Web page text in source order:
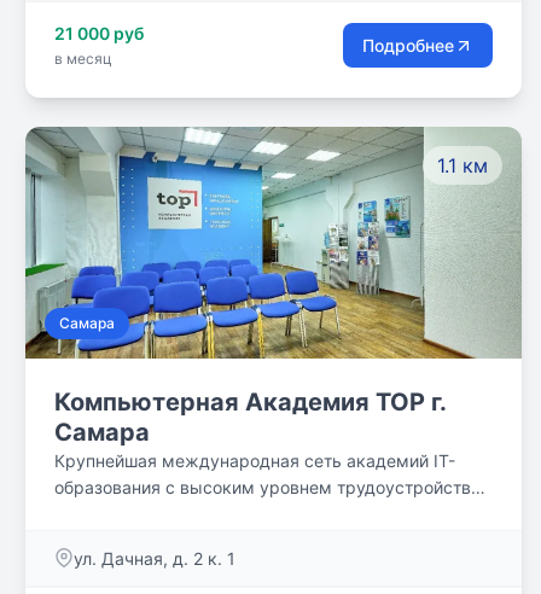
формировать благоприятную атмосферу в классе.
Учитель всегда может помочь решить любой
21 000 руб
в месяц
Подробнее
1.1 км
Самара
Компьютерная Академия TOP г.
Самара
Крупнейшая международная сеть академий IT-
образования с высоким уровнем трудоустройства
ул. Дачная, д. 2 к. 1